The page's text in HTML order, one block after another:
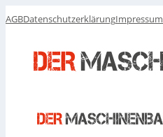
AGBDatenschutzerklärungImpressum